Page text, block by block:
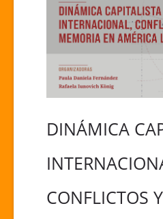
DINÁMICA
CONFLICTOS